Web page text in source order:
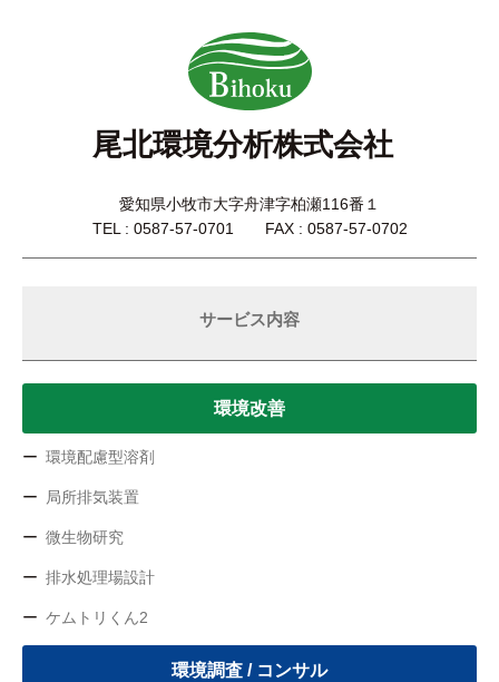
尾北環境分析株式会社
愛知県小牧市大字舟津字柏瀬116番１
TEL : 0587-57-0701 FAX : 0587-57-0702
サービス内容
環境改善
環境配慮型溶剤
局所排気装置
微生物研究
排水処理場設計
ケムトリくん2
環境調査 / コンサル